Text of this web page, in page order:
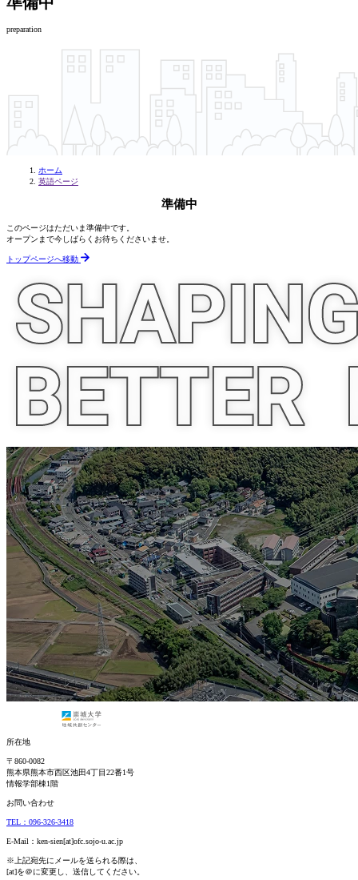
preparation
ホーム
英語ページ
準備中
このページはただいま準備中です。
オープンまで今しばらくお待ちくださいませ。
トップページへ移動
所在地
〒860-0082
熊本県熊本市西区池田4丁目22番1号
情報学部棟1階
お問い合わせ
TEL：096-326-3418
E-Mail：ken-sien[at]ofc.sojo-u.ac.jp
※上記宛先にメールを送られる際は、
[at]を＠に変更し、送信してください。